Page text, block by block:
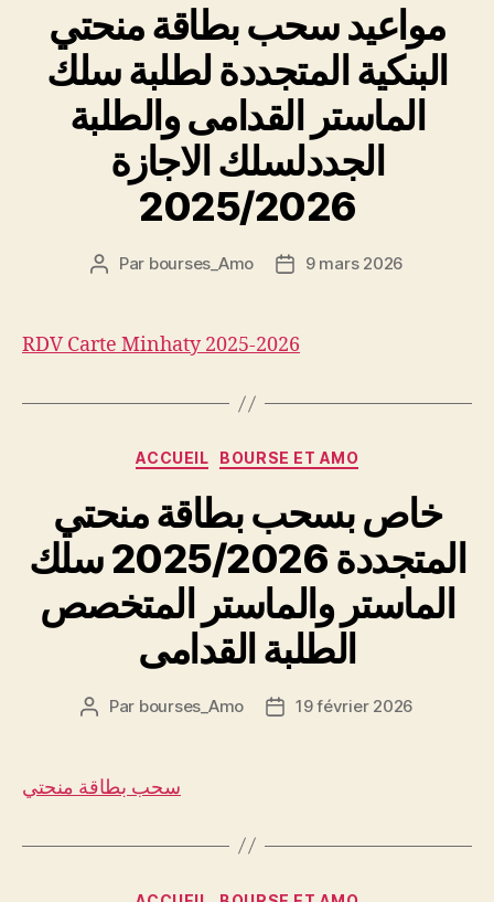
مواعيد سحب بطاقة منحتي
البنكية المتجددة لطلبة سلك
الماستر القدامى والطلبة
الجددلسلك الاجازة
2025/2026
Auteur
Par bourses_Amo
Date9 mars 2026
RDV Carte Minhaty 2025-2026
Catégories
ACCUEIL BOURSE ET AMO
خاص بسحب بطاقة منحتي
المتجددة 2025/2026 سلك
الماستر والماستر المتخصص
الطلبة القدامى
Auteur
Par bourses_Amo
Date19 février 2026
سحب بطاقة منحتي
Catégories